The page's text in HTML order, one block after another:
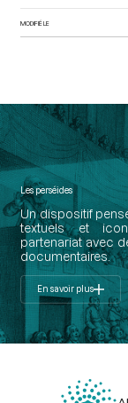
MODIFIÉ LE
Les perséides
Un dispositif
textuels et
partenariat avec
documentaires.
En savoir plus